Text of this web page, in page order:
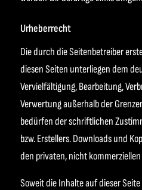
Urheberrecht
Die durch die Seitenbetreiber
diesen Seiten unterliegen dem
Vervielfältigung, Bearbeitung,
Verwertung außerhalb der
bedürfen der schriftlichen
bzw. Erstellers. Downloads und
den privaten, nicht
Soweit die Inhalte auf dieser